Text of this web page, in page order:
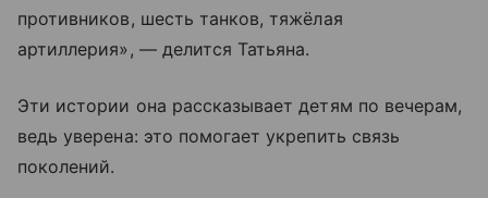
противников, шесть танков, тяжёлая
артиллерия», — делится Татьяна.
Эти истории она рассказывает детям по вечерам,
ведь уверена: это помогает укрепить связь
поколений.